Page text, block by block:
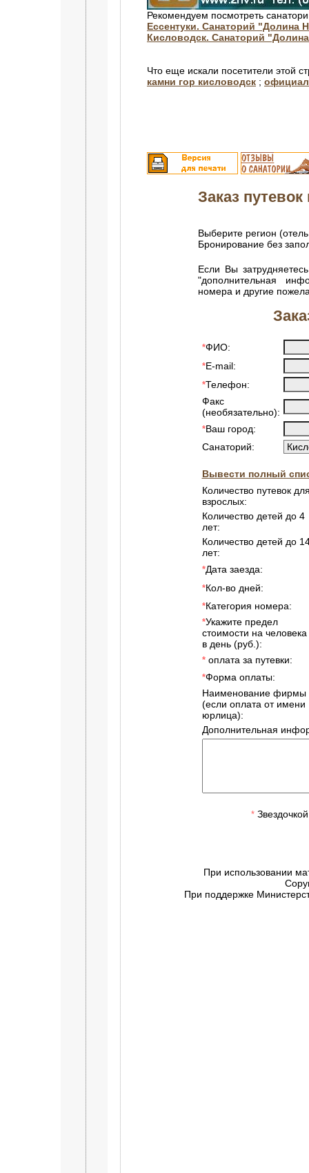
Рекомендуем посмотреть
Ессентуки. Санаторий "Долина
Кисловодск. Санаторий
Что еще искали посетители этой
камни гор кисловодск ;
Заказ путевок
Выберите регион
Бронирование без
Если Вы
"дополнительная
номера и другие
*ФИО:
*E-mail:
*Телефон:
Факс
(необязательно):
*Ваш город:
Санаторий:
Вывести полный
Количество путевок
взрослых:
Количество детей до 4
лет:
Количество детей до
лет:
*Дата заезда:
*Кол-во дней:
*Категория номера:
*Укажите предел
стоимости на человека
в день (руб.):
*оплата за путевки:
*Форма оплаты:
Наименование фирмы
(если оплата от имени
юрлица):
Дополнительная
*
При использовании
При поддержке